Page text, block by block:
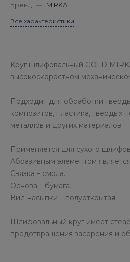
Бренд — MIRKA
Все характеристики
Круг шлифовальный GOLD
высокоскоростном
Подходит для обработки
композитов, пластика, твердых
металлов и других материалов.
Применяется для сухого
Абразивным элементом
Связка – смола.
Основа – бумага.
Вид насыпки – полуоткрытая.
Шлифовальный круг имеет
предотвращения засорения и